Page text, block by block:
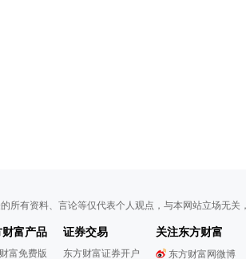
所有资料、言论等仅代表个人观点，与本网站立场无
财富产品
富免费版
证券交易
东方财富证券开户
关注东方财富
东方财富网微博